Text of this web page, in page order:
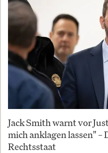
Jack Smith warnt vor
mich anklagen lassen" –
Rechtsstaat